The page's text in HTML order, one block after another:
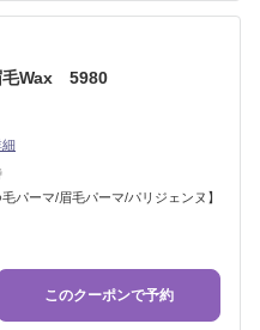
毛Wax 5980
細
毛パーマ/眉毛パーマ/パリジェンヌ】
このクーポンで予約